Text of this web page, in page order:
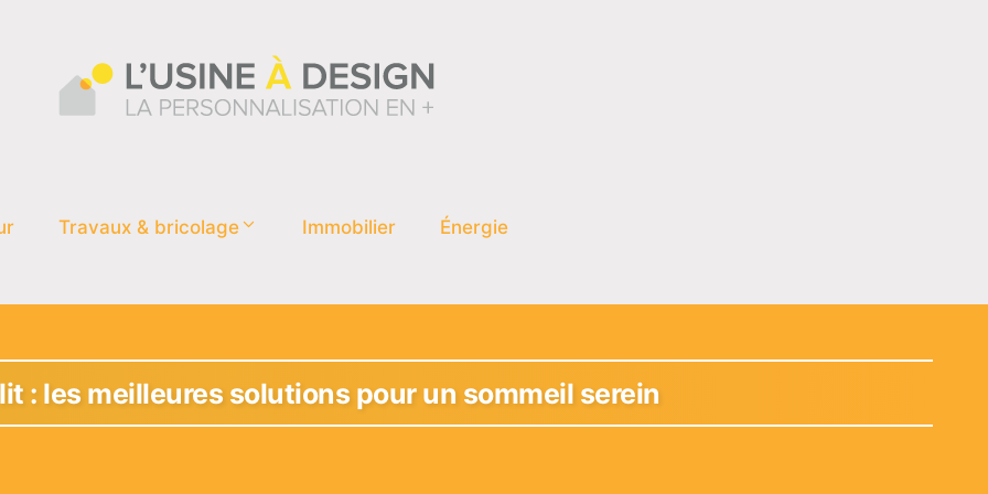
Travaux & bricolage Immobilier Énergie
: les meilleures solutions pour un sommeil serein